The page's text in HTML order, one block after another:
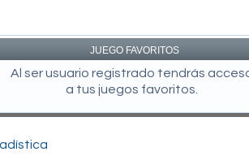
JUEGO FAVORITOS
Al ser usuario registrado tendrás
a tus juegos favoritos.